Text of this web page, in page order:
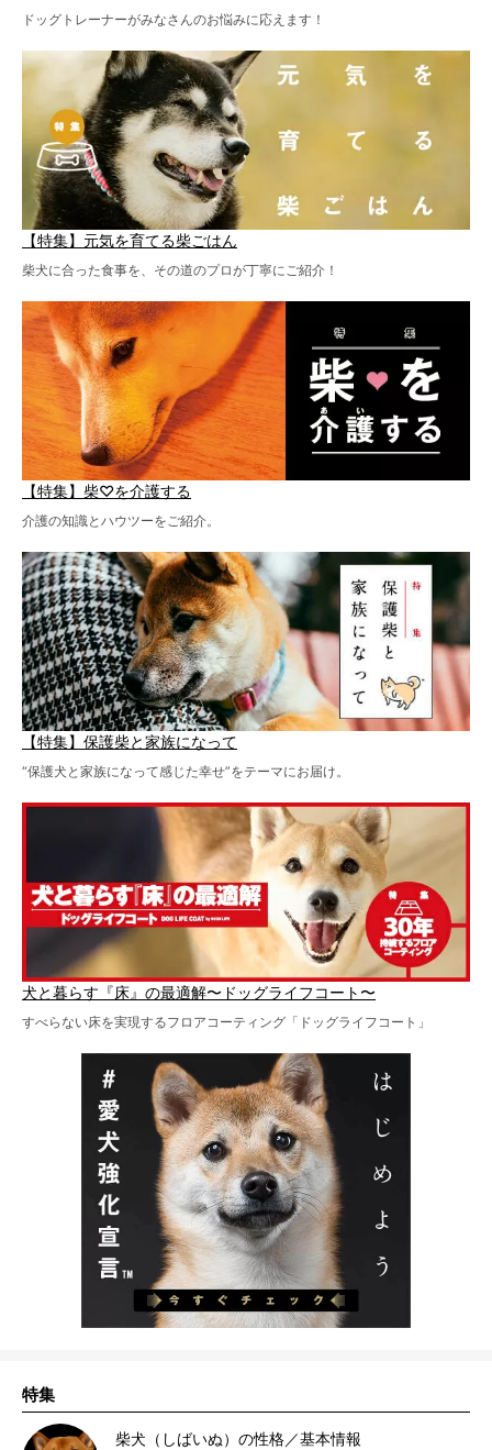
ドッグトレーナーがみなさんのお悩みに応えます！
【特集】元気を育てる柴ごはん
柴犬に合った食事を、その道のプロが丁寧にご紹介！
【特集】柴♡を介護する
介護の知識とハウツーをご紹介。
【特集】保護柴と家族になって
“保護犬と家族になって感じた幸せ”をテーマにお届け。
犬と暮らす『床』の最適解〜ドッグライフコート〜
すべらない床を実現するフロアコーティング「ドッグライフコート」
特集
柴犬（しばいぬ）の性格／基本情報